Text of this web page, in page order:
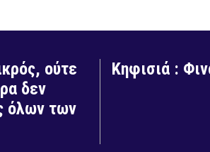
ούτε
δεν
όλων των
Κηφισιά :